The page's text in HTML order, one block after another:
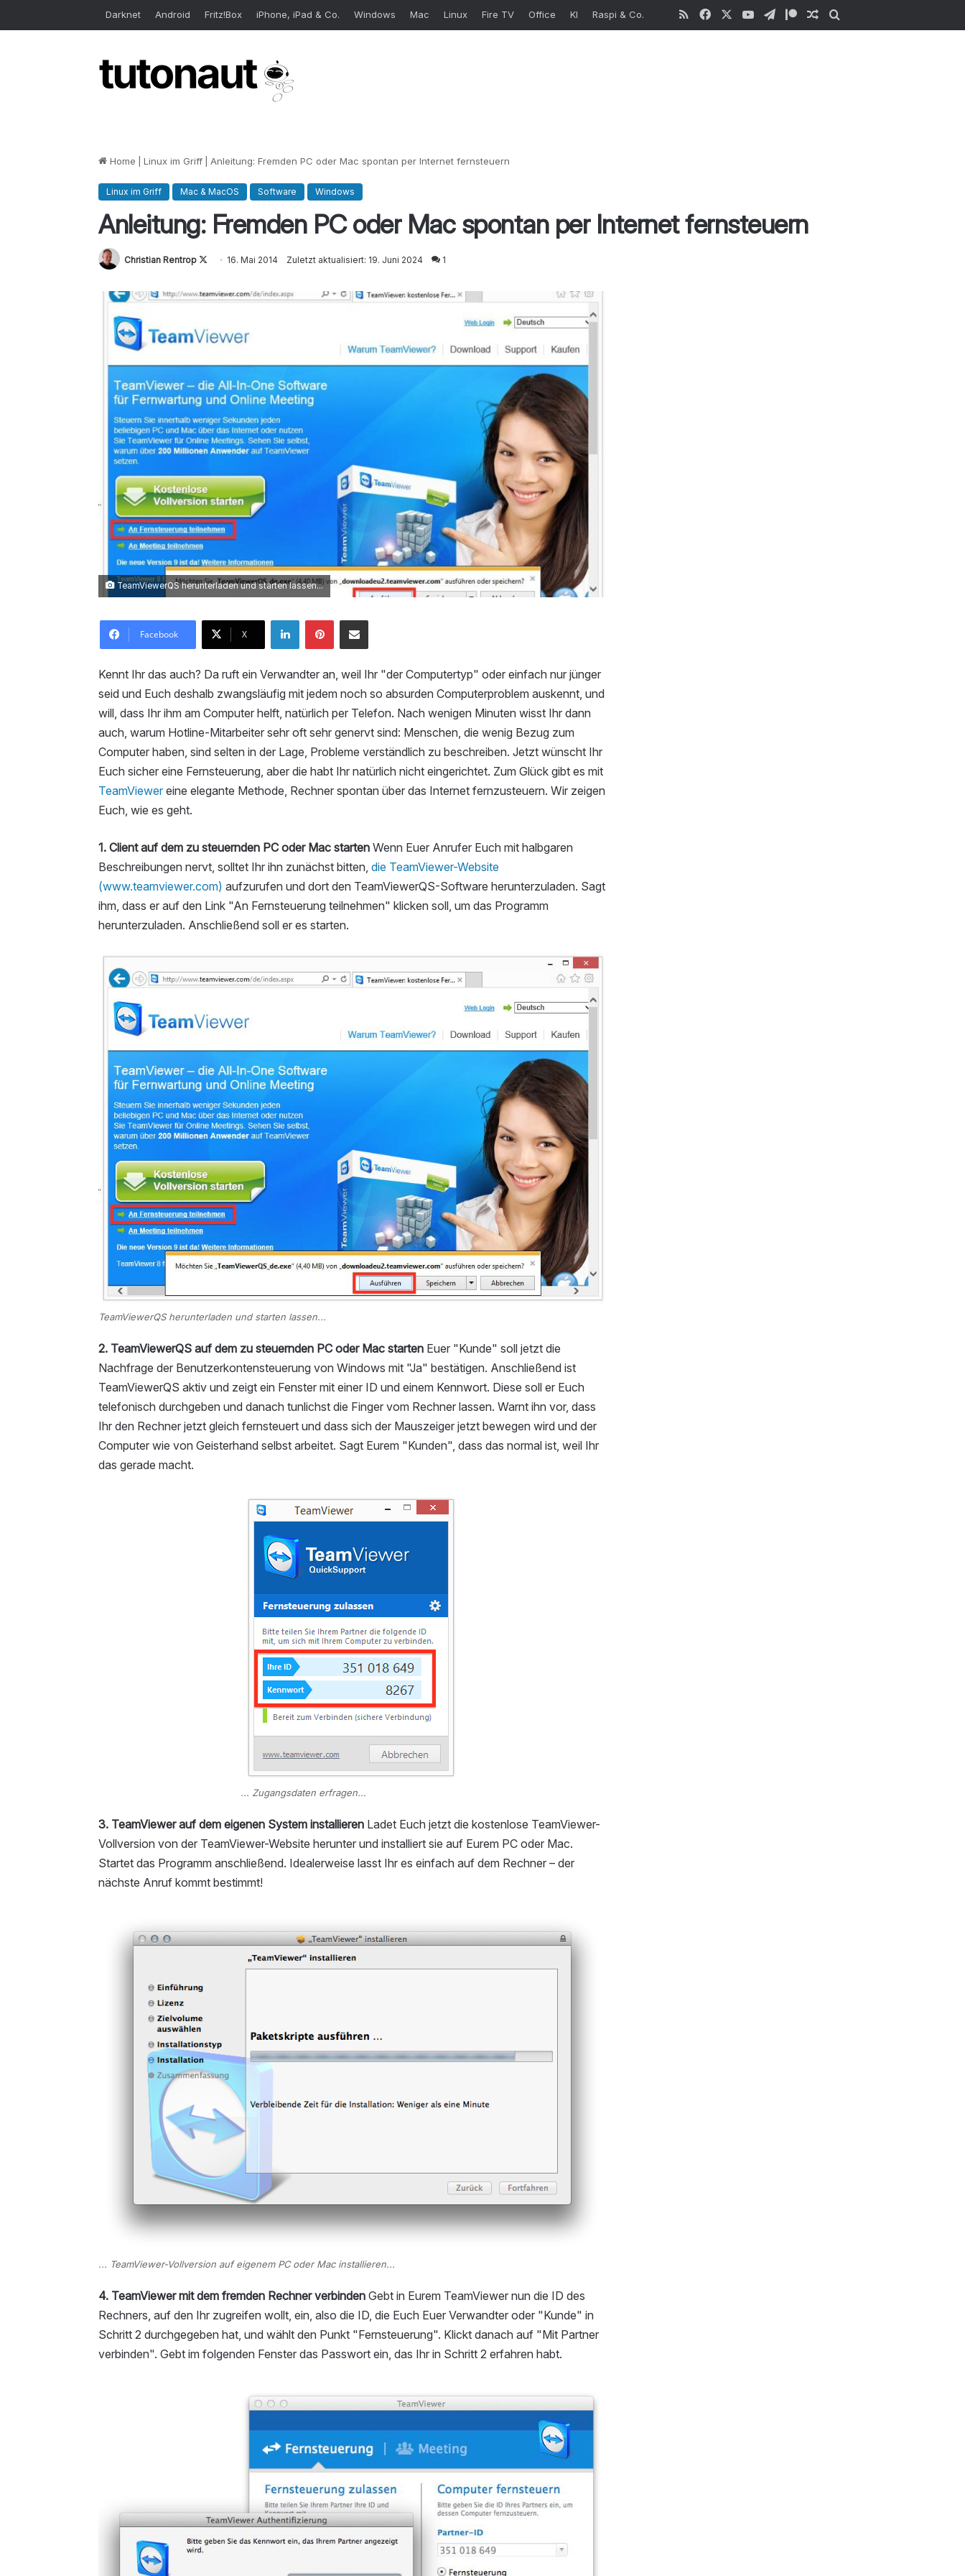
Darknet Android Fritz!Box iPhone, iPad & Co. Windows Mac Linux Fire TV Office KI Raspi & Co. RSS Facebook YouTubeTelegramPatreonZufälliger Beitrag
Home Linux im Griff Anleitung: Fremden PC oder Mac spontan per Internet fernsteuern
Linux im Griff Mac & MacOS Software Windows
Anleitung: Fremden PC oder Mac spontan per Internet fernsteuern
Christian Rentrop
Follow
X
16. Mai 2014 Zuletzt aktualisiert: 19. Juni 2024 1
TeamViewerQS herunterladen und starten lassen...
Facebook X
Kennt Ihr das auch? Da ruft ein Verwandter an, weil Ihr "der Computertyp" oder einfach nur jünger
seid und Euch deshalb zwangsläufig mit jedem noch so absurden Computerproblem auskennt, und
will, dass Ihr ihm am Computer helft, natürlich per Telefon. Nach wenigen Minuten wisst Ihr dann
auch, warum Hotline-Mitarbeiter sehr oft sehr genervt sind: Menschen, die wenig Bezug zum
Computer haben, sind selten in der Lage, Probleme verständlich zu beschreiben. Jetzt wünscht Ihr
Euch sicher eine Fernsteuerung, aber die habt Ihr natürlich nicht eingerichtet. Zum Glück gibt es mit
TeamViewer eine elegante Methode, Rechner spontan über das Internet fernzusteuern. Wir zeigen
Euch, wie es geht.
1. Client auf dem zu steuernden PC oder Mac starten Wenn Euer Anrufer Euch mit halbgaren
Beschreibungen nervt, solltet Ihr ihn zunächst bitten, die TeamViewer-Website
(www.teamviewer.com) aufzurufen und dort den TeamViewerQS-Software herunterzuladen. Sagt
ihm, dass er auf den Link "An Fernsteuerung teilnehmen" klicken soll, um das Programm
herunterzuladen. Anschließend soll er es starten.
TeamViewerQS herunterladen und starten lassen...
2. TeamViewerQS auf dem zu steuernden PC oder Mac starten Euer "Kunde" soll jetzt die
Nachfrage der Benutzerkontensteuerung von Windows mit "Ja" bestätigen. Anschließend ist
TeamViewerQS aktiv und zeigt ein Fenster mit einer ID und einem Kennwort. Diese soll er Euch
telefonisch durchgeben und danach tunlichst die Finger vom Rechner lassen. Warnt ihn vor, dass
Ihr den Rechner jetzt gleich fernsteuert und dass sich der Mauszeiger jetzt bewegen wird und der
Computer wie von Geisterhand selbst arbeitet. Sagt Eurem "Kunden", dass das normal ist, weil Ihr
das gerade macht.
... Zugangsdaten erfragen...
3. TeamViewer auf dem eigenen System installieren Ladet Euch jetzt die kostenlose TeamViewer-
Vollversion von der TeamViewer-Website herunter und installiert sie auf Eurem PC oder Mac.
Startet das Programm anschließend. Idealerweise lasst Ihr es einfach auf dem Rechner – der
nächste Anruf kommt bestimmt!
... TeamViewer-Vollversion auf eigenem PC oder Mac installieren...
4. TeamViewer mit dem fremden Rechner verbinden Gebt in Eurem TeamViewer nun die ID des
Rechners, auf den Ihr zugreifen wollt, ein, also die ID, die Euch Euer Verwandter oder "Kunde" in
Schritt 2 durchgegeben hat, und wählt den Punkt "Fernsteuerung". Klickt danach auf "Mit Partner
verbinden". Gebt im folgenden Fenster das Passwort ein, das Ihr in Schritt 2 erfahren habt.